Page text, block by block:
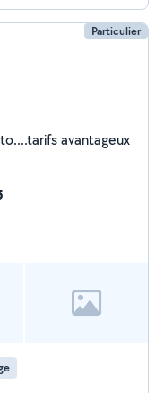
Particulier
avantageux